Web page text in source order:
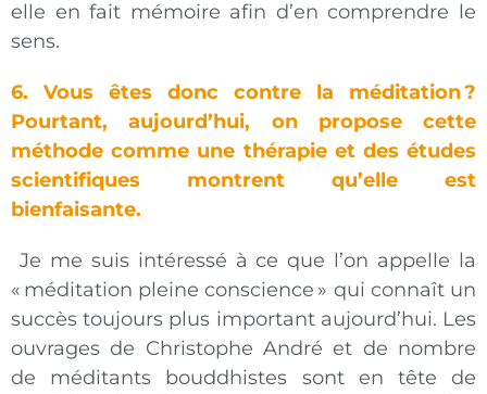
elle en fait mémoire afin d’en comprendre le
sens.
6. Vous êtes donc contre la méditation?
Pourtant, aujourd’hui, on propose cette
méthode comme une thérapie et des études
scientifiques montrent qu’elle est
bienfaisante.
Je me suis intéressé à ce que l’on appelle la
« méditation pleine conscience » qui connaît un
succès toujours plus important aujourd’hui. Les
ouvrages de Christophe André et de nombre
de méditants bouddhistes sont en tête de